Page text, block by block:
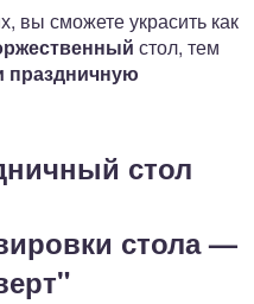
вы сможете украсить как
стол, тем
праздничную
стол
стола —